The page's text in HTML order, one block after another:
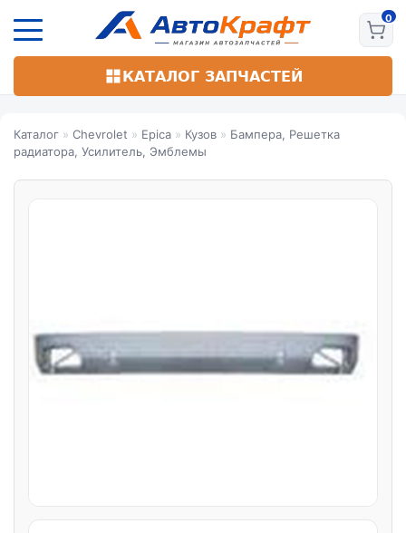
основному
КАТАЛОГ ЗАПЧАСТЕЙ
Каталог » Chevrolet » Epica » Кузов » Бампера, Решетка
радиатора, Усилитель, Эмблемы